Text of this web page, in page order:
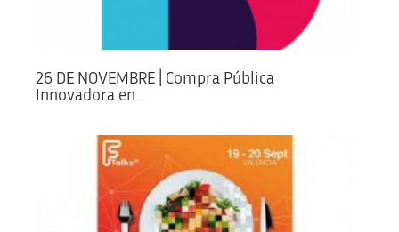
26 DE NOVEMBRE | Compra Pública
Innovadora en...